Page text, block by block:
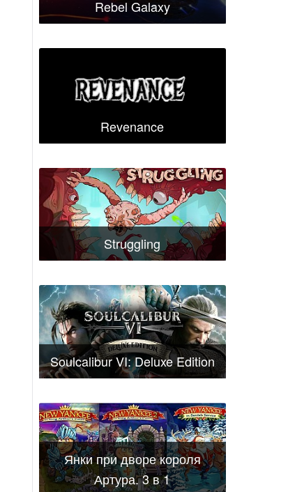
Rebel Galaxy
Revenance
Struggling
Soulcalibur VI: Deluxe Edition
Янки при дворе короля
Артура. 3 в 1